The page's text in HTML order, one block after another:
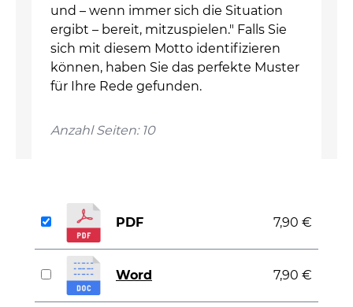
und – wenn immer sich die Situation
ergibt – bereit, mitzuspielen." Falls Sie
sich mit diesem Motto identifizieren
können, haben Sie das perfekte Muster
für Ihre Rede gefunden.
Anzahl Seiten: 10
PDF 7,90 €
Word 7,90 €